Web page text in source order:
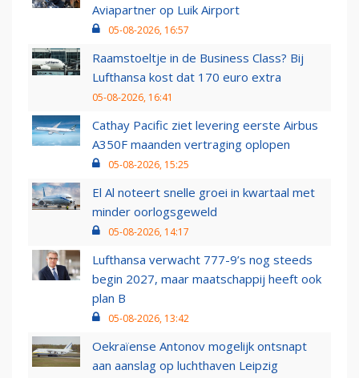
Aviapartner op Luik Airport
05-08-2026, 16:57
Raamstoeltje in de Business Class? Bij
Lufthansa kost dat 170 euro extra
05-08-2026, 16:41
Cathay Pacific ziet levering eerste Airbus
A350F maanden vertraging oplopen
05-08-2026, 15:25
El Al noteert snelle groei in kwartaal met
minder oorlogsgeweld
05-08-2026, 14:17
Lufthansa verwacht 777-9’s nog steeds
begin 2027, maar maatschappij heeft ook
plan B
05-08-2026, 13:42
Oekraïense Antonov mogelijk ontsnapt
aan aanslag op luchthaven Leipzig